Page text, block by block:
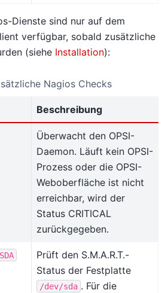
Dienste sind nur auf dem
verfügbar, sobald zusätzliche
(siehe Installation):
Nagios Checks
Beschreibung
Überwacht den OPSI-
Daemon. Läuft kein OPSI-
Prozess oder die OPSI-
Weboberfläche ist nicht
erreichbar, wird der
Status CRITICAL
zurückgegeben.
Prüft den S.M.A.R.T.-
Status der Festplatte
/dev/sda . Für die